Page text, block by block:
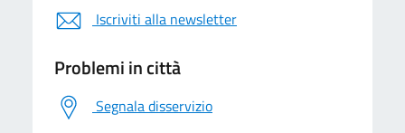
Iscriviti alla newsletter
Problemi in città
Segnala disservizio